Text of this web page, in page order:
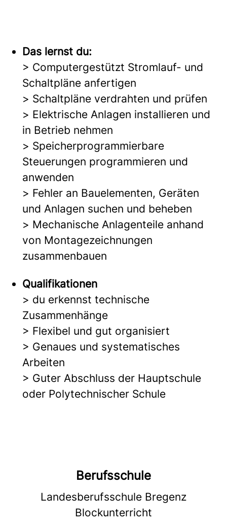
Das lernst du:
> Computergestützt Stromlauf- und
Schaltpläne anfertigen
> Schaltpläne verdrahten und prüfen
> Elektrische Anlagen installieren und
in Betrieb nehmen
> Speicherprogrammierbare
Steuerungen programmieren und
anwenden
> Fehler an Bauelementen, Geräten
und Anlagen suchen und beheben
> Mechanische Anlagenteile anhand
von Montagezeichnungen
zusammenbauen
Qualifikationen
> du erkennst technische
Zusammenhänge
> Flexibel und gut organisiert
> Genaues und systematisches
Arbeiten
> Guter Abschluss der Hauptschule
oder Polytechnischer Schule
Berufsschule
Landesberufsschule Bregenz
Blockunterricht